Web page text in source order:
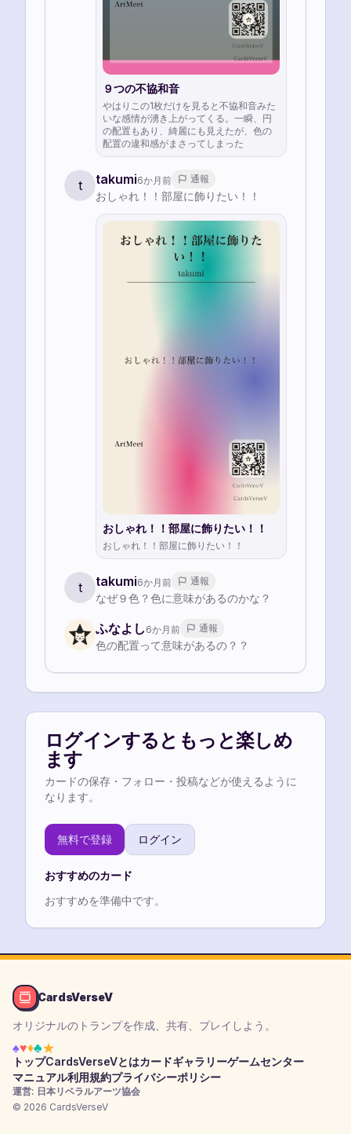
９つの不協和音
やはりこの1枚だけを見ると不協和音みた
いな感情が湧き上がってくる。一瞬、円
の配置もあり、綺麗にも見えたが、色の
配置の違和感がまさってしまった
t takumi6か月前 通報
おしゃれ！！部屋に飾りたい！！
おしゃれ！！部屋に飾りたい！！
おしゃれ！！部屋に飾りたい！！
t takumi6か月前 通報
なぜ９色？色に意味があるのかな？
ふなよし 6か月前 通報
色の配置って意味があるの？？
ログインするともっと楽しめ
ます
カードの保存・フォロー・投稿などが使えるように
なります。
無料で登録 ログイン
おすすめのカード
おすすめを準備中です。
CardsVerseV
オリジナルのトランプを作成、共有、プレイしよう。
♠♥♦♣★
トップCardsVerseVとはカードギャラリーゲームセンター
マニュアル利用規約プライバシーポリシー
運営: 日本リベラルアーツ協会
© 2026 CardsVerseV